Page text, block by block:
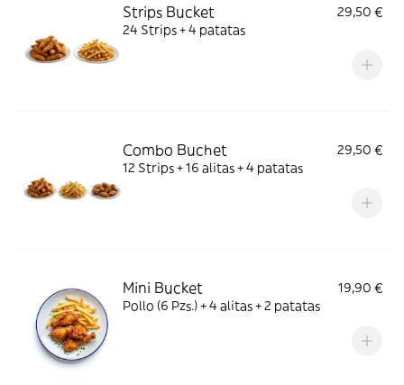
Strips Bucket
29,50 €
24 Strips + 4 patatas
Combo Buchet
29,50 €
12 Strips + 16 alitas + 4 patatas
Mini Bucket
19,90 €
Pollo (6 Pzs.) + 4 alitas + 2 patatas